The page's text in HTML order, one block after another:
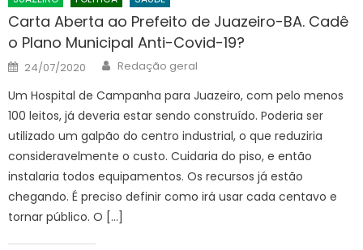
Carta Aberta ao Prefeito de Juazeiro-BA. Cadê
o Plano Municipal Anti-Covid-19?
Posted
on
24/07/2020 Author
Redação geral
Um Hospital de Campanha para Juazeiro, com pelo menos
100 leitos, já deveria estar sendo construído. Poderia ser
utilizado um galpão do centro industrial, o que reduziria
consideravelmente o custo. Cuidaria do piso, e então
instalaria todos equipamentos. Os recursos já estão
chegando. É preciso definir como irá usar cada centavo e
tornar público. O […]